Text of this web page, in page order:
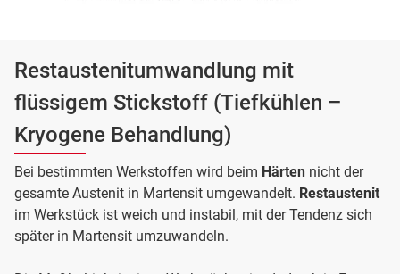
Restaustenitumwandlung mit
flüssigem Stickstoff (Tiefkühlen –
Kryogene Behandlung)
Bei bestimmten Werkstoffen wird beim Härten nicht der
gesamte Austenit in Martensit umgewandelt. Restaustenit
im Werkstück ist weich und instabil, mit der Tendenz sich
später in Martensit umzuwandeln.